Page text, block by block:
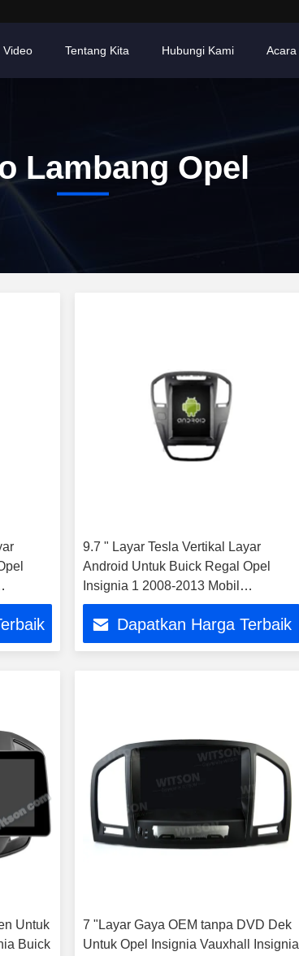
Video Tentang Kita Hubungi Kami Acara
Lambang Opel
9.7 " Layar Tesla Vertikal Layar
Android Untuk Buick Regal Opel
Insignia 1 2008-2013 Mobil
Multimedia Stereo GPS Carplay
PlayerDapatkan Harga Terbaik
Untuk
Buick
7 "Layar Gaya OEM tanpa DVD Dek
Untuk Opel Insignia Vauxhall Insignia